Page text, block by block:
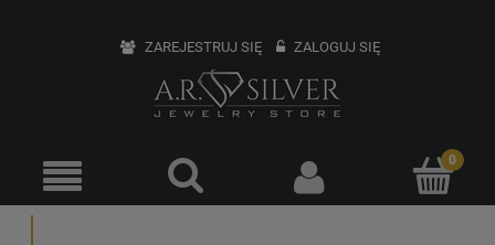
ZAREJESTRUJ SIĘ ZALOGUJ SIĘ